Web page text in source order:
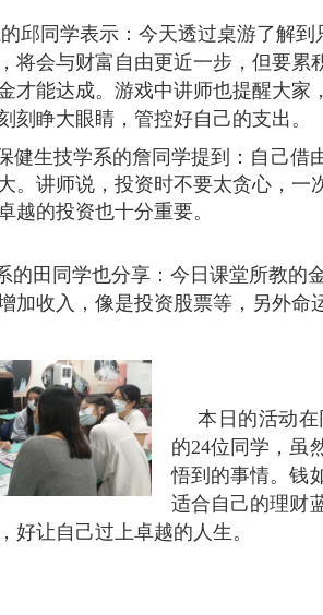
邱同学表示：今天透过桌游了解到
将会与财富自由更近一步，但要累
才能达成。游戏中讲师也提醒大家
刻睁大眼睛，管控好自己的支出。
健生技学系的詹同学提到：自己
。讲师说，投资时不要太贪心，
越的投资也十分重要。
的田同学也分享：今日课堂所教的
加收入，像是投资股票等，另外
本日的活动
的24位同学，虽
悟到的事情。钱
适合自己的理财
好让自己过上卓越的人生。